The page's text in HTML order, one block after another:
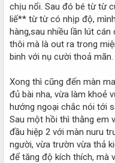
chịu nổi. Sau đó bé từ từ
liế** từ từ có nhịp độ,
hàng,sau nhiều lần lút
thôi mà là out ra trong
binh với nụ cười thoả mãn.
Xong thì cũng đến màn
đủ bài nha, vừa làm khoẻ
hướng ngoại chắc nói tới
Sau một hồi thì thằng em
đầu hiệp 2 với màn nuru
người, vừa trườn vừa thả
để tăng độ kích thích, mà